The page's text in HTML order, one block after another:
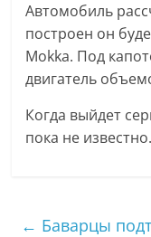
Автомобиль
построен он
Mokka. Под
двигатель
Когда выйдет
пока не известно.
← Баварцы